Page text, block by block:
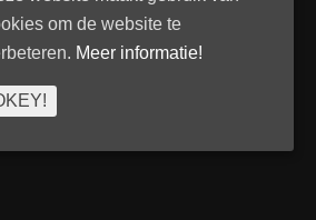
Transport Begeleiding Venlo
| TBVenlo door
om de website te
Meer informatie!